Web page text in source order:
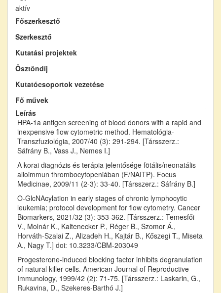
aktív
Főszerkesztő
Szerkesztő
Kutatási projektek
Ösztöndíj
Kutatócsoportok vezetése
Fő művek
Leírás
HPA-1a antigen screening of blood donors with a rapid and
inexpensive flow cytometric method. Hematológia-
Transzfuziológia, 2007/40 (3): 291-294. [Társszerz.:
Sáfrány B., Vass J., Nemes I.]
A korai diagnózis és terápia jelentősége fötális/neonatális
alloimmun thrombocytopeniában (F/NAITP). Focus
Medicinae, 2009/11 (2-3): 33-40. [Társszerz.: Sáfrány B.]
O-GlcNAcylation in early stages of chronic lymphocytic
leukemia; protocol development for flow cytometry. Cancer
Biomarkers, 2021/32 (3): 353-362. [Társszerz.: Temesfői
V., Molnár K., Kaltenecker P., Réger B., Szomor Á.,
Horváth-Szalai Z., Alizadeh H., Kajtár B., Kőszegi T., Miseta
A., Nagy T.] doi: 10.3233/CBM-203049
Progesterone-induced blocking factor inhibits degranulation
of natural killer cells. American Journal of Reproductive
Immunology, 1999/42 (2): 71-75. [Társszerz.: Laskarin, G.,
Rukavina, D., Szekeres-Barthó J.]